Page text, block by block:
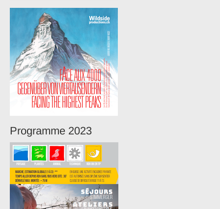
Programme 2023